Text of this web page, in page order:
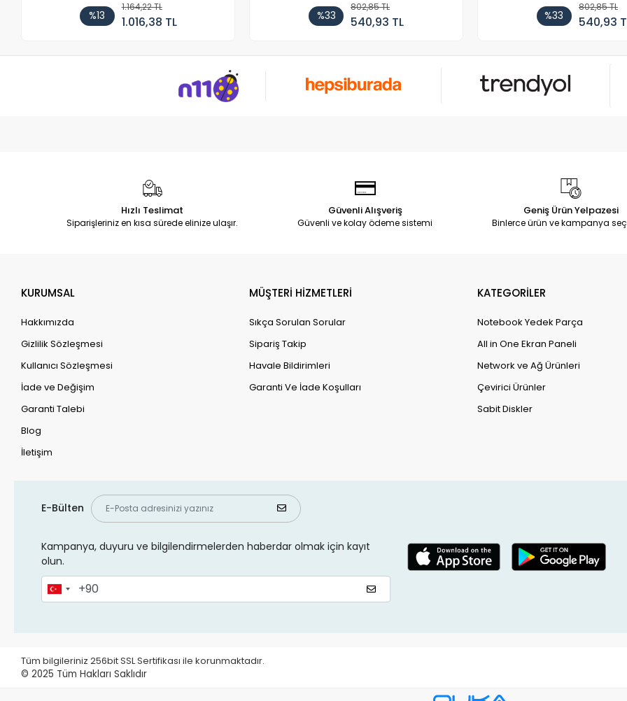
%13
1.164,22 TL
1.016,38 TL %33
802,85 TL
540,93 TL %33
802,85 TL
540,93
Hızlı Teslimat
Siparişleriniz en kısa sürede elinize ulaşır.
Güvenli Alışveriş
Güvenli ve kolay ödeme sistemi
Geniş Ürün Yelpazesi
Binlerce ürün ve kampanya
KURUMSAL
Hakkımızda
Gizlilik Sözleşmesi
Kullanıcı Sözleşmesi
İade ve Değişim
Garanti Talebi
Blog
İletişim
MÜŞTERİ HİZMETLERİ
Sıkça Sorulan Sorular
Sipariş Takip
Havale Bildirimleri
Garanti Ve İade Koşulları
KATEGORİLER
Notebook Yedek Parça
All in One Ekran Paneli
Network ve Ağ Ürünleri
Çevirici Ürünler
Sabit Diskler
E-Bülten
Kampanya, duyuru ve bilgilendirmelerden haberdar olmak için kayıt
olun.
Tüm bilgileriniz 256bit SSL Sertifikası ile korunmaktadır.
© 2025 Tüm Hakları Saklıdır